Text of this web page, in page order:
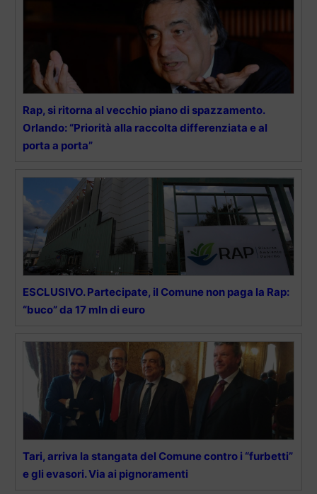
Rap, si ritorna al vecchio piano di spazzamento.
Orlando: “Priorità alla raccolta differenziata e al
porta a porta”
ESCLUSIVO. Partecipate, il Comune non paga la Rap:
“buco” da 17 mln di euro
Tari, arriva la stangata del Comune contro i “furbetti”
e gli evasori. Via ai pignoramenti